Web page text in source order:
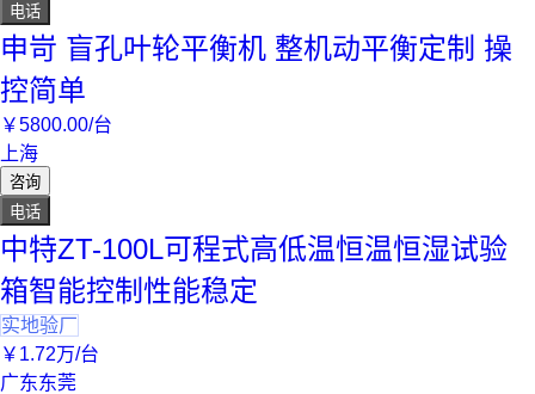
电话
申岢 盲孔叶轮平衡机 整机动平衡定制 操
控简单
￥5800.00/台
上海
咨询
电话
中特ZT-100L可程式高低温恒温恒湿试验
箱智能控制性能稳定
实地验厂
￥ 1.72万/台
广东东莞